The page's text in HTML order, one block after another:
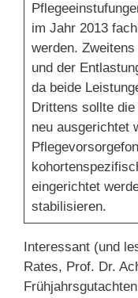
im Jahr 2013
werden.
und der
da beide
Drittens sollte
neu ausgerichtet
eingerichtet
stabilisieren.
Interessant (und
Rates, Prof. Dr.